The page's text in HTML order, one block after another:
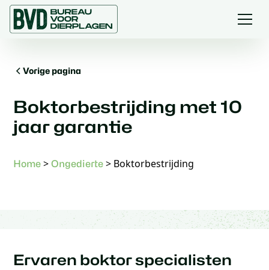
Vorige pagina
Boktorbestrijding met 10
jaar garantie
Home >Ongedierte > Boktorbestrijding
Ervaren boktor specialisten